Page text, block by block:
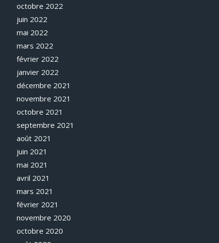
octobre 2022
juin 2022
mai 2022
mars 2022
février 2022
janvier 2022
décembre 2021
novembre 2021
octobre 2021
septembre 2021
août 2021
juin 2021
mai 2021
avril 2021
mars 2021
février 2021
novembre 2020
octobre 2020